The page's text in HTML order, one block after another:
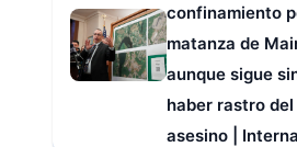
confinamiento
matanza de
aunque sigue
haber rastro del
asesino |